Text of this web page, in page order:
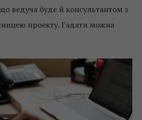
ведуча буде й консультантом з
проекту. Гадати можна